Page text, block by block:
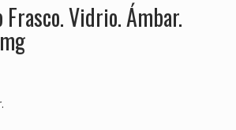
Frasco. Vidrio. Ámbar.